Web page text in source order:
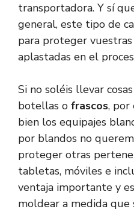
transportadora. Y sí
general, este tipo de
para proteger
aplastadas en el
Si no soléis llevar
botellas o frascos, por
bien los equipajes
por blandos no
proteger otras
tabletas, móviles e
ventaja importante y
moldear a medida